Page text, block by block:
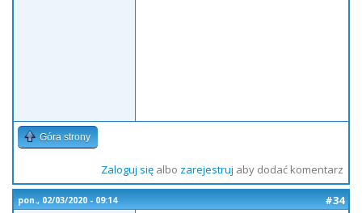
Góra strony
Zaloguj sięalbo zarejestruj aby dodać komentarz
pon., 02/03/2020 - 09:14
#34